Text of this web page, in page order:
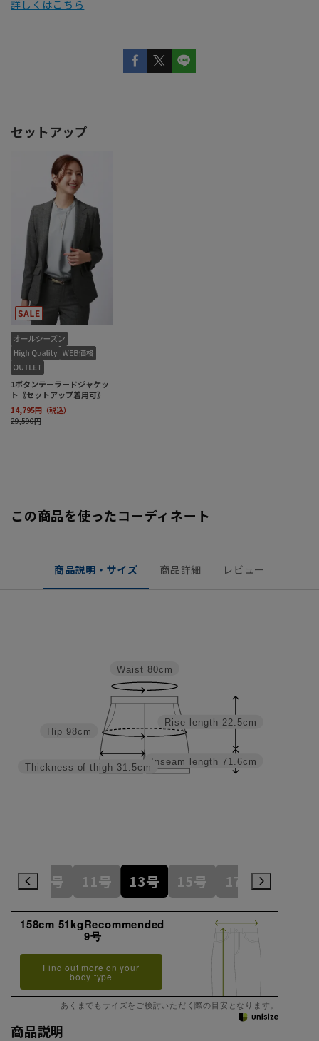
詳しくはこちら
この商品を使ったコーディネート
商品説明・サイズ 商品詳細 レビュー
Rise length 22.5cm
Inseam length 71.6cm
Thickness of thigh 31.5cm
Hip 98cm
Waist 80cm
7号 9号 11号 13号 15号 17号
158cm 51kgRecommended
9号
Find out more on your
body type
あくまでもサイズをご検討いただく際の目安となります。
商品説明